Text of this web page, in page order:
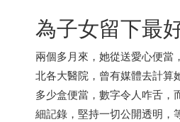
為子女留下最
兩個多月來，她從送愛心便當
北各大醫院，曾有媒體去計算
多少盒便當，數字令人咋舌，
細記錄，堅持一切公開透明，